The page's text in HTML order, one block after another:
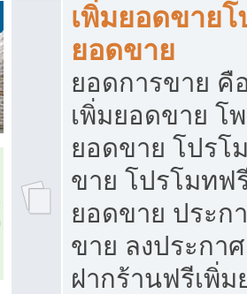
เพิ่มยอดขาย
ยอดขาย
ยอดการขาย คื
เพิ่มยอดขาย โ
ยอดขาย โปรโ
ขาย โปรโมทฟ
ยอดขาย ประก
ขาย ลงประกา
ฝากร้านฟรีเพิ่ม